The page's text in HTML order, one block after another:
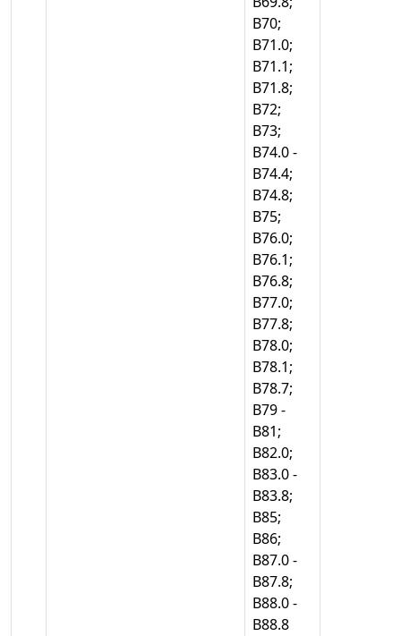
В70;
В71.0;
В71.1;
В71.8;
В72;
В73;
В74.0 -
В74.4;
В74.8;
В75;
В76.0;
В76.1;
В76.8;
В77.0;
В77.8;
В78.0;
В78.1;
В78.7;
В79 -
В81;
В82.0;
В83.0 -
В83.8;
В85;
В86;
В87.0 -
В87.8;
В88.0 -
В88.8